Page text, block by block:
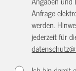
Anfrage
werden.
jederzeit für